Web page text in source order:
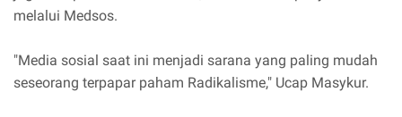
melalui Medsos.
"Media sosial saat ini menjadi sarana yang paling mudah
seseorang terpapar paham Radikalisme," Ucap Masykur.